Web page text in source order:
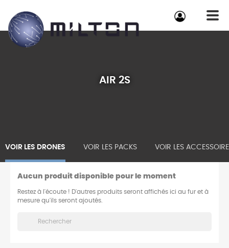
AIR 2S
VOIR LES DRONES VOIR LES PACKS VOIR LES
Aucun produit disponible pour le moment
Restez à l'écoute ! D'autres produits seront affichés ici au fur et à
mesure qu'ils seront ajoutés.